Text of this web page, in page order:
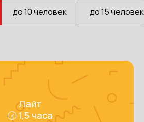
до 10 человек до 15 человек
Лайт
🕝 1,5 часа